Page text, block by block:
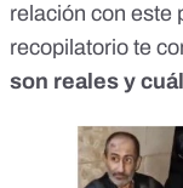
relación con este
recopilatorio te
son reales y